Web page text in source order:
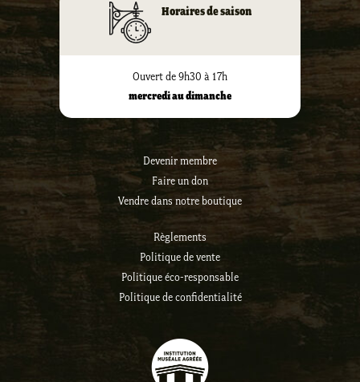
Horaires de saison
Ouvert de 9h30 à 17h
mercredi au dimanche
Devenir membre
Faire un don
Vendre dans notre boutique
Règlements
Politique de vente
Politique éco-responsable
Politique de confidentialité